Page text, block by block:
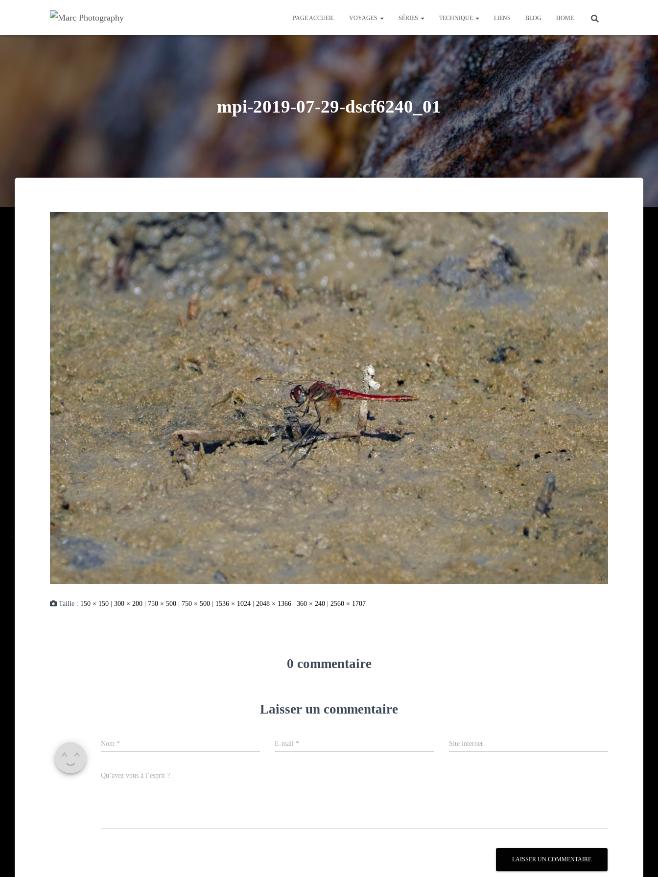
PAGE ACCUEIL VOYAGES SÉRIES TECHNIQUE LIENS BLOG HOME
mpi-2019-07-29-dscf6240_01
Taille : 150 × 150 300 × 200 750 × 500 750 × 500 1536 × 1024 2048 × 1366 360 × 240 2560 × 1707
0 commentaire
Laisser un commentaire
Nom * E-mail * Site internet
Qu’avez vous à l’esprit ?